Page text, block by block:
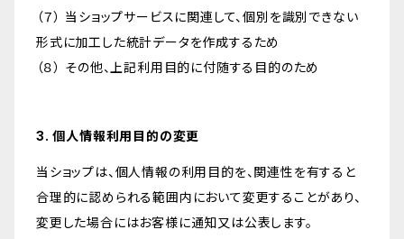
（７） 当ショップサービスに関連して、個別を識別できない
形式に加工した統計データを作成するため
（８） その他、上記利用目的に付随する目的のため
3. 個人情報利用目的の変更
当ショップは、個人情報の利用目的を、関連性を有すると
合理的に認められる範囲内において変更することがあり、
変更した場合にはお客様に通知又は公表します。